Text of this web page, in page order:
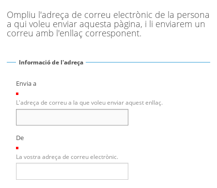
Ompliu l'adreça de correu electrònic de la persona
a qui voleu enviar aquesta pàgina, i li enviarem un
correu amb l'enllaç corresponent.
Informació de l'adreça
Envia a
L'adreça de correu a la que voleu enviar aquest enllaç.
De
La vostra adreça de correu electrònic.